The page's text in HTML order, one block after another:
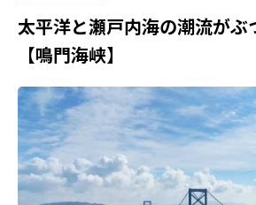
太平洋と瀬戸内海の潮流がぶ
【鳴門海峡】